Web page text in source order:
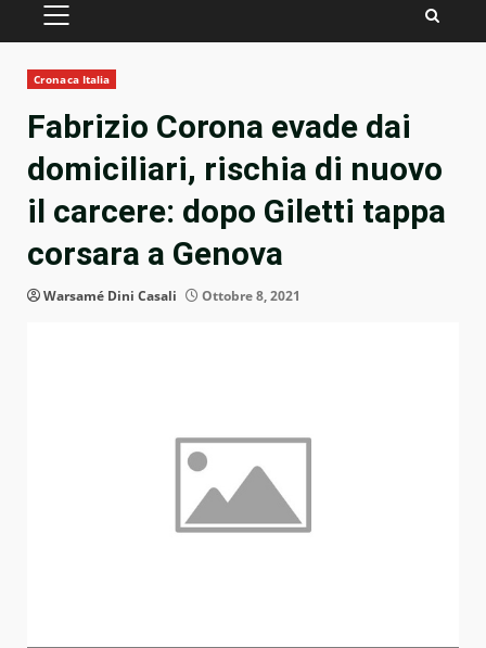
PRIMARY
Cronaca Italia
Fabrizio Corona evade dai
domiciliari, rischia di nuovo
il carcere: dopo Giletti tappa
corsara a Genova
Warsamé Dini Casali Ottobre 8, 2021